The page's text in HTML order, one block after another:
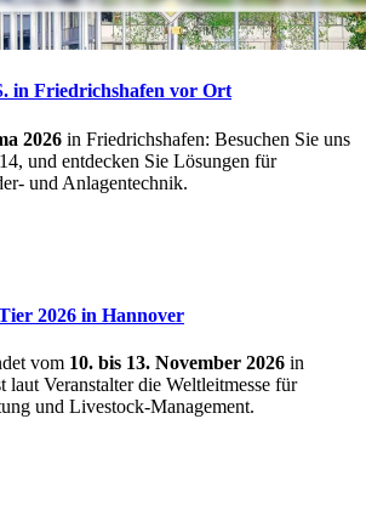
in Friedrichshafen vor Ort
2026 in Friedrichshafen: Besuchen Sie uns
und entdecken Sie Lösungen für
und Anlagentechnik.
2026 in Hannover
vom 10. bis 13. November 2026 in
laut Veranstalter die Weltleitmesse für
und Livestock-Management.